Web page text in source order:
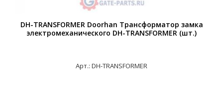
DH-TRANSFORMER Doorhan Трансформатор замка
электромеханического DH-TRANSFORMER (шт.)
Арт.: DH-TRANSFORMER